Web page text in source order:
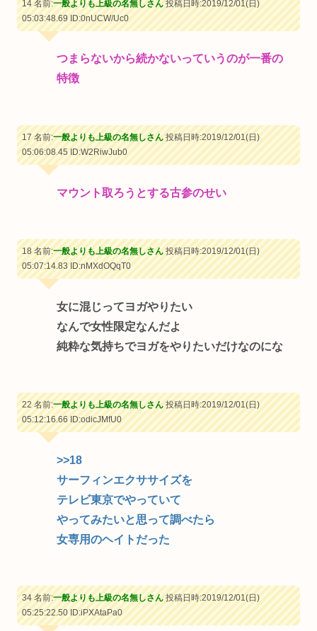
14 名前:一般よりも上級の名無しさん投稿日時:2019/12/01(日)
05:03:48.69ID:0nUCW/Uc0
つまらないから続かないっていうのが一番の
特徴
17 名前:一般よりも上級の名無しさん投稿日時:2019/12/01(日)
05:06:08.45ID:W2RiwJub0
マウント取ろうとする古参のせい
18 名前:一般よりも上級の名無しさん投稿日時:2019/12/01(日)
05:07:14.83ID:nMXdOQqT0
女に混じってヨガやりたい
なんで女性限定なんだよ
純粋な気持ちでヨガをやりたいだけなのにな
22 名前:一般よりも上級の名無しさん投稿日時:2019/12/01(日)
05:12:16.66ID:odicJMfU0
>>18
サーフィンエクササイズを
テレビ東京でやっていて
やってみたいと思って調べたら
女専用のヘイトだった
34 名前:一般よりも上級の名無しさん投稿日時:2019/12/01(日)
05:25:22.50ID:iPXAtaPa0